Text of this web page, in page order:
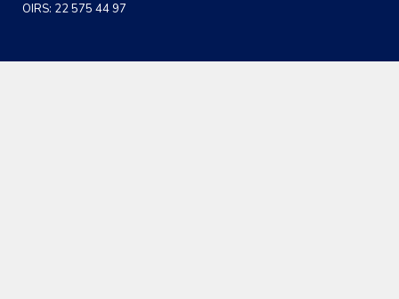
OIRS: 22 575 44 97